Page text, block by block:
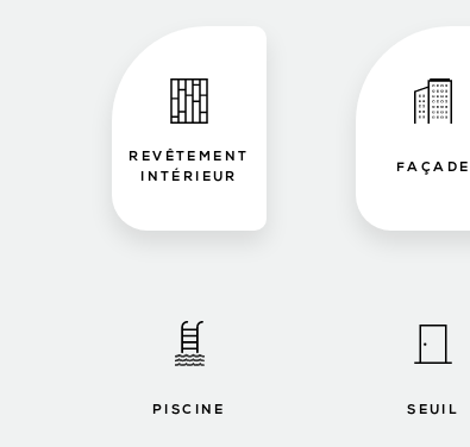
REVÊTEMENT
INTÉRIEUR
FAÇADE
PISCINE SEUIL